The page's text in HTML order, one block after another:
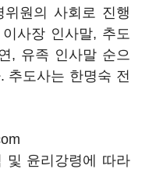
원의 사회로 진행
사장 인사말, 추도
, 유족 인사말 순으
추도사는 한명숙 전
및 윤리강령에 따라